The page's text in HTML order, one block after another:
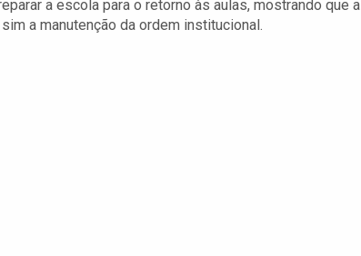
a escola para o retorno às aulas, mostrando que
a manutenção da ordem institucional.